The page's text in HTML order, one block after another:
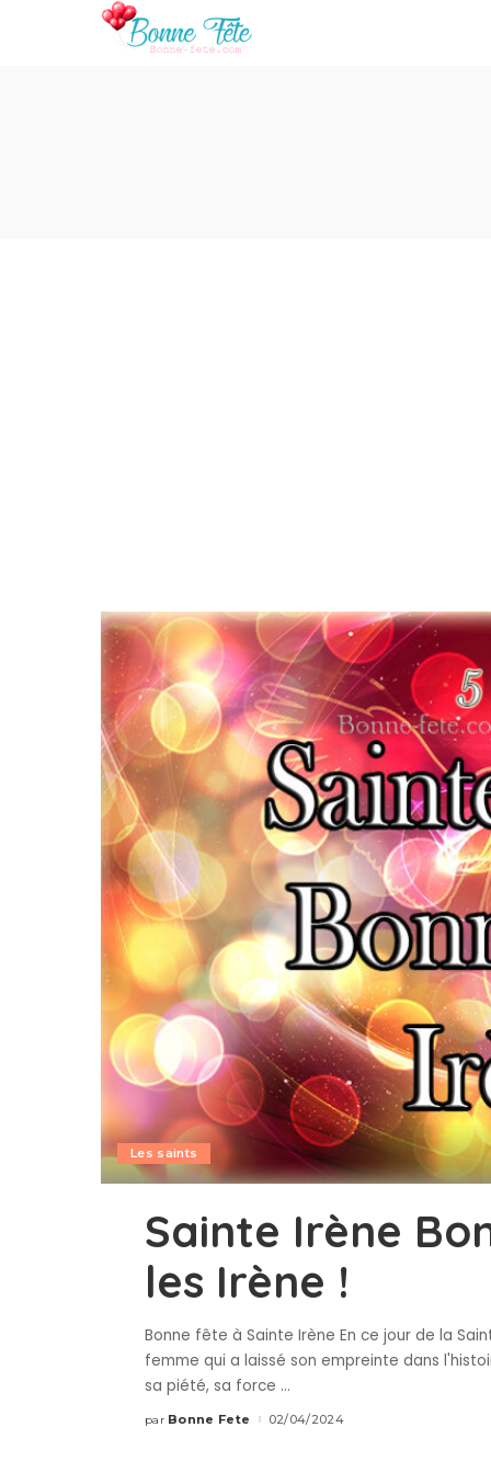
Les saints
Sainte Irène
les Irène !
Bonne fête à Sainte Irène En ce jour de la
femme qui a laissé son empreinte dans
sa piété, sa force ...
Publié
par Bonne Fete 02/04/2024